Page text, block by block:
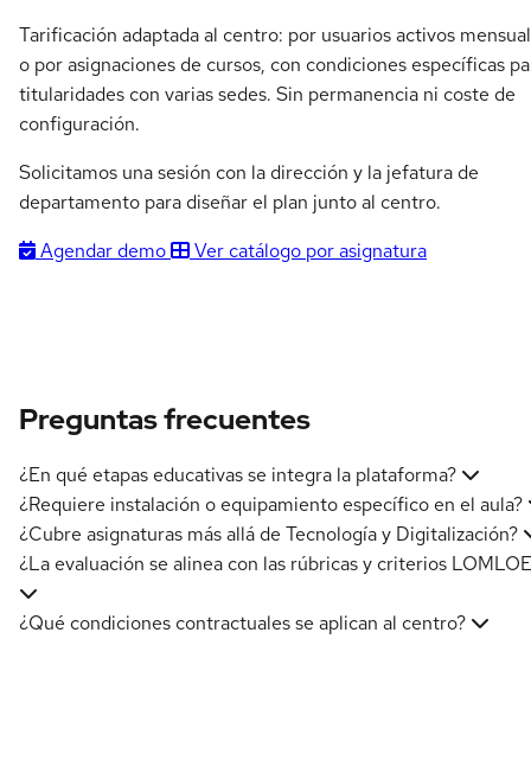
Tarificación adaptada al centro: por usuarios activos
o por asignaciones de cursos, con condiciones específicas
titularidades con varias sedes. Sin permanencia ni coste de
configuración.
Solicitamos una sesión con la dirección y la jefatura de
departamento para diseñar el plan junto al centro.
Agendar demo
Ver catálogo por asignatura
Preguntas frecuentes
¿En qué etapas educativas se integra la plataforma?
¿Requiere instalación o equipamiento específico en el aula?
¿Cubre asignaturas más allá de Tecnología y Digitalización?
¿La evaluación se alinea con las rúbricas y criterios
¿Qué condiciones contractuales se aplican al centro?